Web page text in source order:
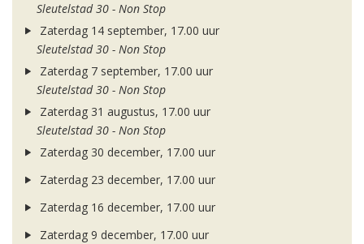
Sleutelstad 30 - Non Stop
Zaterdag 14 september, 17.00 uur
Sleutelstad 30 - Non Stop
Zaterdag 7 september, 17.00 uur
Sleutelstad 30 - Non Stop
Zaterdag 31 augustus, 17.00 uur
Sleutelstad 30 - Non Stop
Zaterdag 30 december, 17.00 uur
Zaterdag 23 december, 17.00 uur
Zaterdag 16 december, 17.00 uur
Zaterdag 9 december, 17.00 uur